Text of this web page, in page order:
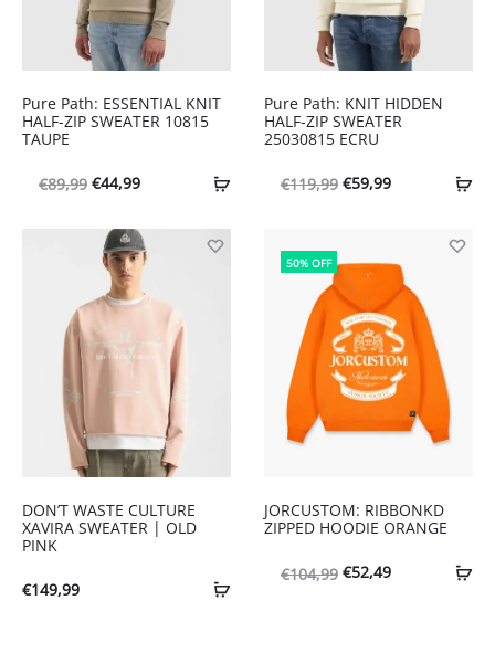
Pure Path: ESSENTIAL KNIT
HALF-ZIP SWEATER 10815
TAUPE
€89,99 Oorspronkelijke
was:
€89,99.
€44,99Huidige
is:
€44,99.
Pure Path: KNIT HIDDEN
HALF-ZIP SWEATER
25030815 ECRU
€119,99 Oorspronkelijke
€119,99.
€59,99Huidige
€59,99.
DON’T WASTE CULTURE
XAVIRA SWEATER | OLD
PINK
€149,99
50% OFF
JORCUSTOM: RIBBONKD
ZIPPED HOODIE ORANGE
€104,99 Oorspronkelijke
€52,49Huidige